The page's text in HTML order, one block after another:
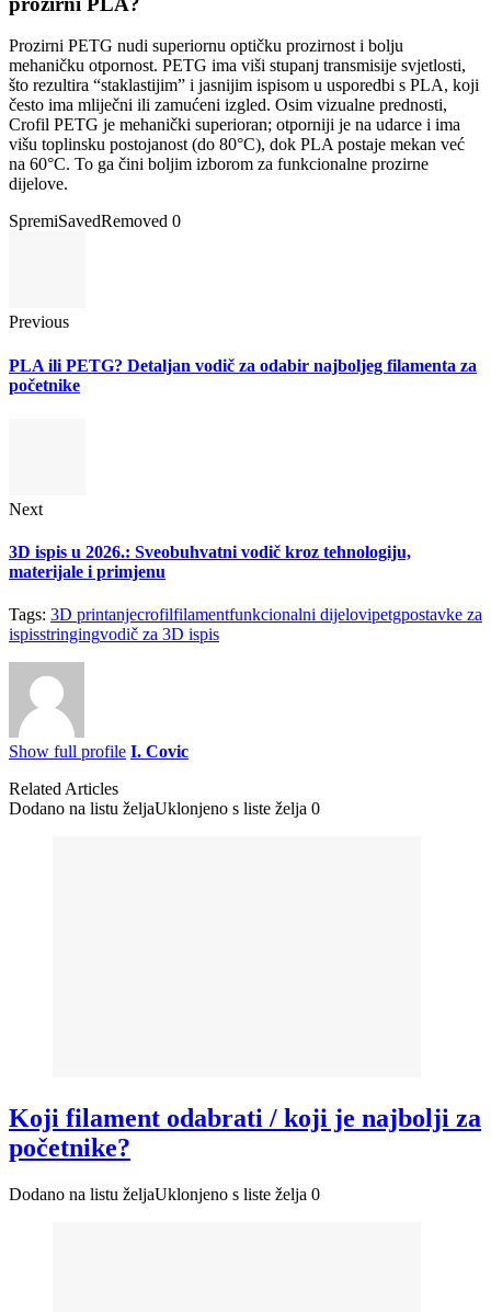
Prozirni PETG nudi superiornu optičku prozirnost i bolju
mehaničku otpornost. PETG ima viši stupanj transmisije svjetlosti,
što rezultira “staklastijim” i jasnijim ispisom u usporedbi s PLA, koji
često ima mliječni ili zamućeni izgled. Osim vizualne prednosti,
Crofil PETG je mehanički superioran; otporniji je na udarce i ima
višu toplinsku postojanost (do 80°C), dok PLA postaje mekan već
na 60°C. To ga čini boljim izborom za funkcionalne prozirne
dijelove.
SpremiSavedRemoved 0
Previous
PLA ili PETG? Detaljan vodič za odabir najboljeg filamenta za
početnike
Next
3D ispis u 2026.: Sveobuhvatni vodič kroz tehnologiju,
materijale i primjenu
Tags: 3D printanjecrofilfilamentfunkcionalni dijelovipetgpostavke za
ispisstringingvodič za 3D ispis
Show full profile I. Covic
Related Articles
Dodano na listu željaUklonjeno s liste želja 0
Koji filament odabrati / koji je najbolji za
početnike?
Dodano na listu željaUklonjeno s liste želja 0